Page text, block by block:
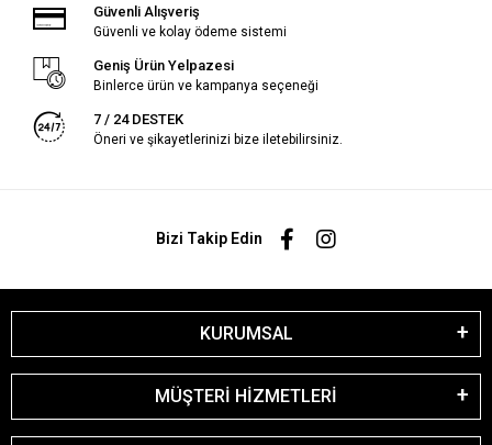
Güvenli Alışveriş
Güvenli ve kolay ödeme sistemi
Geniş Ürün Yelpazesi
Binlerce ürün ve kampanya seçeneği
7 / 24 DESTEK
Öneri ve şikayetlerinizi bize iletebilirsiniz.
Bizi Takip Edin
KURUMSAL
MÜŞTERİ HİZMETLERİ